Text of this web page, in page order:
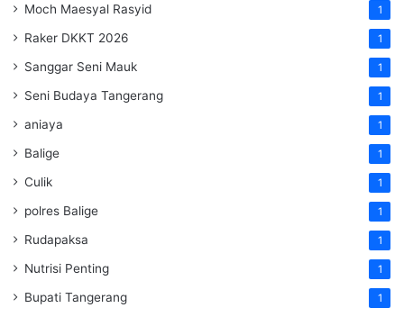
Moch Maesyal Rasyid 1
Raker DKKT 2026 1
Sanggar Seni Mauk 1
Seni Budaya Tangerang 1
aniaya 1
Balige 1
Culik 1
polres Balige 1
Rudapaksa 1
Nutrisi Penting 1
Bupati Tangerang 1